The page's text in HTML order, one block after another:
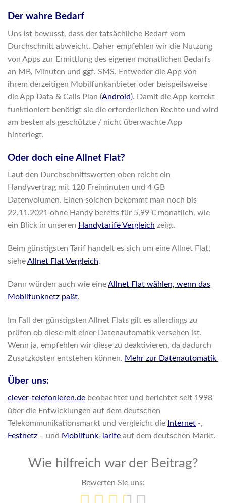
Der wahre Bedarf
Uns ist bewusst, dass der tatsächliche Bedarf vom
Durchschnitt abweicht. Daher empfehlen wir die Nutzung
von Apps zur Ermittlung des eigenen monatlichen Bedarfs
an MB, Minuten und ggf. SMS. Entweder die App von
ihrem derzeitigen Mobilfunkanbieter oder beispeilsweise
die App Data & Calls Plan (Android). Damit die App korrekt
funktioniert benötigt sie die erforderlichen Rechte und wird
am besten als geschützte / nicht überwachte App
hinterlegt.
Oder doch eine Allnet Flat?
Laut den Durchschnittswerten oben reicht ein
Handyvertrag mit 120 Freiminuten und 4 GB
Datenvolumen. Einen solchen bekommt man noch bis
22.11.2021 ohne Handy bereits für 5,99 € monatlich, wie
ein Blick in unseren Handytarife Vergleich zeigt.
Beim günstigsten Tarif handelt es sich um eine Allnet Flat,
sieheAllnet Flat Vergleich.
Dann würden auch wie eineAllnet Flat wählen, wenn das
Mobilfunknetz paßt.
Im Fall der günstigsten Allnet Flats gilt es allerdings zu
prüfen ob diese mit einer Datenautomatik versehen ist.
Wenn ja, empfehlen wir diese zu deaktivieren, da dadurch
Zusatzkosten entstehen können. Mehr zur Datenautomatik
Über uns:
clever-telefonieren.de beobachtet und berichtet seit 1998
über die Entwicklungen auf dem deutschen
Telekommunikationsmarkt und vergleicht die Internet -,
Festnetz – und Mobilfunk-Tarife auf dem deutschen Markt.
Wie hilfreich war der Beitrag?
Bewerten Sie uns: